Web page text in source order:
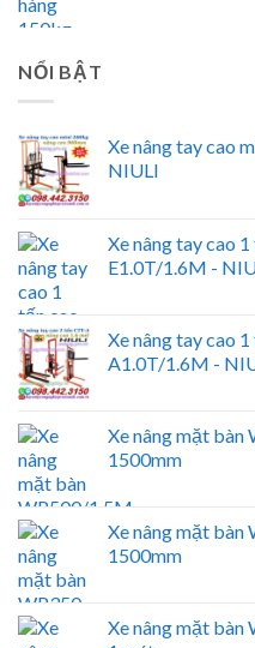
NỔI BẬT
Xe nâng tay cao
NIULI
Xe nâng tay cao
E1.0T/1.6M -
Xe nâng tay cao
A1.0T/1.6M -
Xe nâng mặt bàn
1500mm
Xe nâng mặt bàn
1500mm
Xe nâng mặt bàn